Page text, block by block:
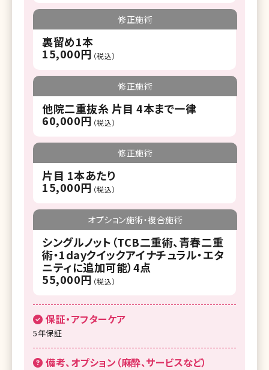
修正施術
裏留め1本
15,000円 （税込）
修正施術
他院二重抜糸 片目 4本まで一律
60,000円 （税込）
修正施術
片目 1本あたり
15,000円 （税込）
オプション施術・複合施術
シングルノット（TCB二重術、青春二重
術・1dayクイックアイナチュラル・エタ
ニティに追加可能）4点
55,000円 （税込）
保証・アフターケア
5年保証
備考、オプション（麻酔、サービスなど）